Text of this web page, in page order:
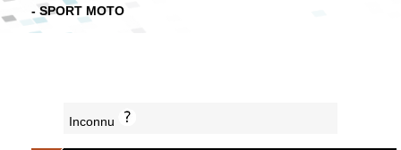
- SPORT MOTO
Inconnu